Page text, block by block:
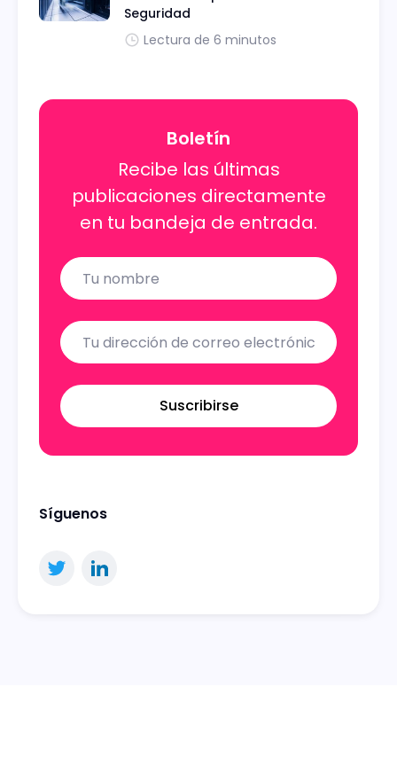
Seguridad
Lectura de 6 minutos
Boletín
Recibe las últimas
publicaciones directamente
en tu bandeja de entrada.
Name
Email
Suscribirse
Síguenos